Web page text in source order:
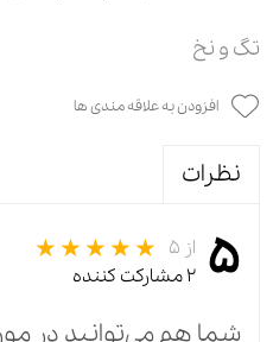
تگ و نخ
افزودن به علاقه مندی ها
نظرات
۵ از ۵
۲ مشارکت کننده
شما هم می‌توانید در